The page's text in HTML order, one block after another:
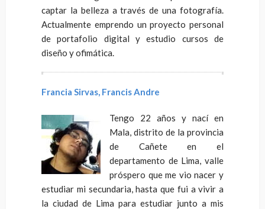
captar la belleza a través de una fotografía.
Actualmente emprendo un proyecto personal
de portafolio digital y estudio cursos de
diseño y ofimática.
Francia Sirvas, Francis Andre
Tengo 22 años y nací en
Mala, distrito de la provincia
de Cañete en el
departamento de Lima, valle
próspero que me vio nacer y
estudiar mi secundaria, hasta que fui a vivir a
la ciudad de Lima para estudiar junto a mis